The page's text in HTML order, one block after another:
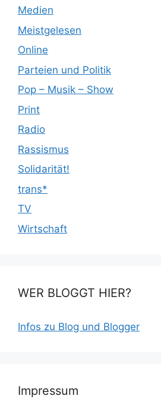
Medien
Meistgelesen
Online
Parteien und Politik
Pop – Musik – Show
Print
Radio
Rassismus
Solidarität!
trans*
TV
Wirtschaft
WER BLOGGT HIER?
Infos zu Blog und Blogger
Impressum